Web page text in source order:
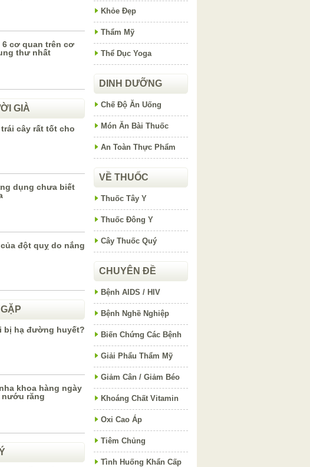
6 cơ quan trên cơ
thư nhất
GIÀ
cây rất tốt cho
dụng chưa biết
đột quỵ do nắng
bị hạ đường huyết?
khoa hàng ngày
nướu răng
Khỏe Đẹp
Thẩm Mỹ
Thể Dục Yoga
DINH DƯỠNG
Chế Độ Ăn Uống
Món Ăn Bài Thuốc
An Toàn Thực Phẩm
VỀ THUỐC
Thuốc Tây Y
Thuốc Đông Y
Cây Thuốc Quý
CHUYÊN ĐỀ
Bệnh AIDS / HIV
Bệnh Nghề Nghiệp
Biến Chứng Các Bệnh
Giải Phẩu Thẩm Mỹ
Giảm Cân / Giảm Béo
Khoáng Chất Vitamin
Oxi Cao Áp
Tiêm Chủng
Tình Huống Khẩn Cấp